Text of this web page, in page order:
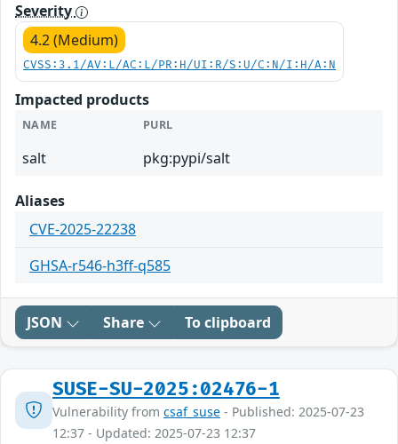
Severity
4.2 (Medium)
CVSS:3.1/AV:L/AC:L/PR:H/UI:R/S:U/C:N/I:H/A:N
Impacted products
NAME PURL
salt pkg:pypi/salt
Aliases
CVE-2025-22238
GHSA-r546-h3ff-q585
JSON Share To clipboard
SUSE-SU-2025:02476-1
Vulnerability from csaf_suse - Published: 2025-07-23
12:37 - Updated: 2025-07-23 12:37